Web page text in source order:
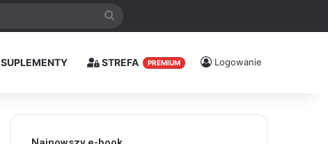
SUPLEMENTY STREFA PREMIUM Logowanie